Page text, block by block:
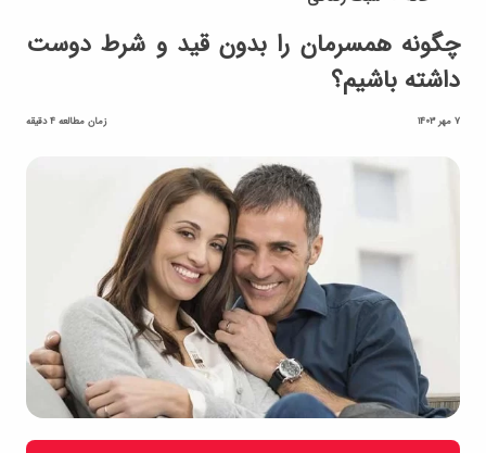
چگونه همسرمان را بدون قید و شرط دوست
داشته باشیم؟
7 مهر 1403 زمان مطالعه 4 دقیقه